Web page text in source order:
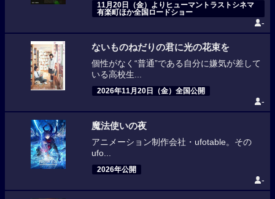
11月20日（金）よりヒューマントラストシネマ
有楽町ほか全国ロードショー
-
ないものねだりの君に光の花束を
個性がなく“普通”である自分に嫌気が差して
いる高校生...
2026年11月20日（金）全国公開
-
魔法使いの夜
アニメーション制作会社・ufotable。その
ufo...
2026年公開
-